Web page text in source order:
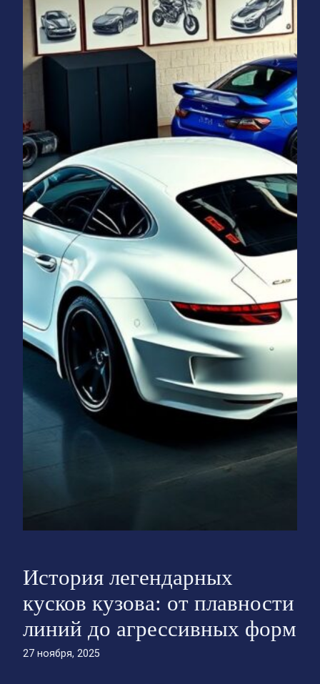
История легендарных
кусков кузова: от плавности
линий до агрессивных форм
27 ноября, 2025